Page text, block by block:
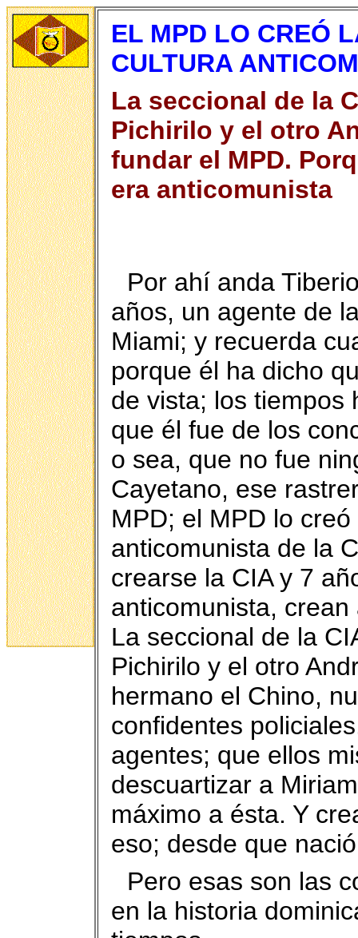
EL MPD LO CREÓ
CULTURA
La seccional de la
Pichirilo y el otro
fundar el MPD.
era anticomunista
Por ahí anda
años, un agente de
Miami; y recuerda
porque él ha dicho
de vista; los tiempos
que él fue de los
o sea, que no fue
Cayetano, ese
MPD; el MPD lo
anticomunista de la
crearse la CIA y 7
anticomunista,
La seccional de la
Pichirilo y el otro
hermano el Chino,
confidentes
agentes; que ellos
descuartizar a
máximo a ésta. Y
eso; desde que
Pero esas son las
en la historia